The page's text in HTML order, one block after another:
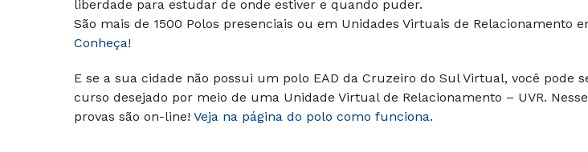
liberdade para estudar de onde estiver e quando puder.
São mais de 1500 Polos presenciais ou em Unidades Virtuais de Relacionamento
Conheça!
E se a sua cidade não possui um polo EAD da Cruzeiro do Sul Virtual, você pode
curso desejado por meio de uma Unidade Virtual de Relacionamento – UVR.
provas são on-line! Veja na página do polo como funciona.